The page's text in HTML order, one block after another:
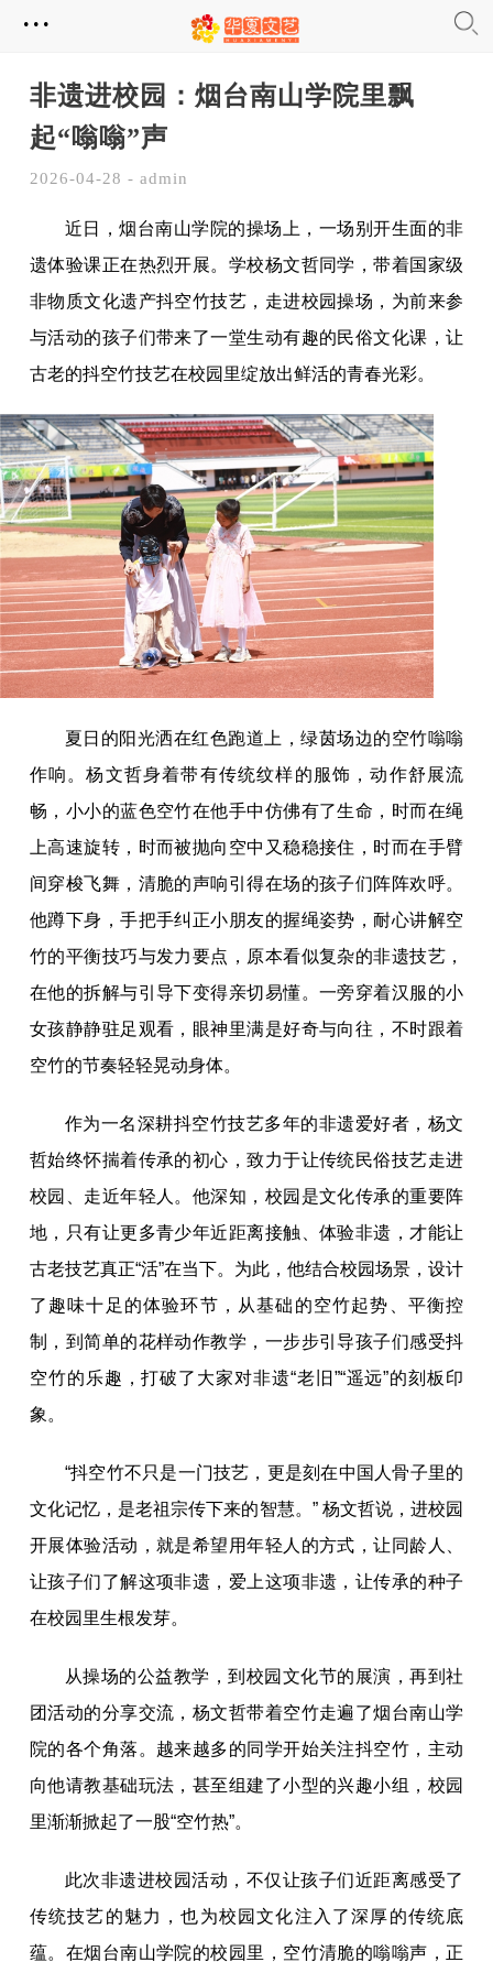
...
非遗进校园：烟台南山学院里飘
起“嗡嗡”声
2026-04-28 - admin
近日，烟台南山学院的操场上，一场别开生面的非
遗体验课正在热烈开展。学校杨文哲同学，带着国家级
非物质文化遗产抖空竹技艺，走进校园操场，为前来参
与活动的孩子们带来了一堂生动有趣的民俗文化课，让
古老的抖空竹技艺在校园里绽放出鲜活的青春光彩。
夏日的阳光洒在红色跑道上，绿茵场边的空竹嗡嗡
作响。杨文哲身着带有传统纹样的服饰，动作舒展流
畅，小小的蓝色空竹在他手中仿佛有了生命，时而在绳
上高速旋转，时而被抛向空中又稳稳接住，时而在手臂
间穿梭飞舞，清脆的声响引得在场的孩子们阵阵欢呼。
他蹲下身，手把手纠正小朋友的握绳姿势，耐心讲解空
竹的平衡技巧与发力要点，原本看似复杂的非遗技艺，
在他的拆解与引导下变得亲切易懂。一旁穿着汉服的小
女孩静静驻足观看，眼神里满是好奇与向往，不时跟着
空竹的节奏轻轻晃动身体。
作为一名深耕抖空竹技艺多年的非遗爱好者，杨文
哲始终怀揣着传承的初心，致力于让传统民俗技艺走进
校园、走近年轻人。他深知，校园是文化传承的重要阵
地，只有让更多青少年近距离接触、体验非遗，才能让
古老技艺真正“活”在当下。为此，他结合校园场景，设计
了趣味十足的体验环节，从基础的空竹起势、平衡控
制，到简单的花样动作教学，一步步引导孩子们感受抖
空竹的乐趣，打破了大家对非遗“老旧”“遥远”的刻板印
象。
“抖空竹不只是一门技艺，更是刻在中国人骨子里的
文化记忆，是老祖宗传下来的智慧。” 杨文哲说，进校园
开展体验活动，就是希望用年轻人的方式，让同龄人、
让孩子们了解这项非遗，爱上这项非遗，让传承的种子
在校园里生根发芽。
从操场的公益教学，到校园文化节的展演，再到社
团活动的分享交流，杨文哲带着空竹走遍了烟台南山学
院的各个角落。越来越多的同学开始关注抖空竹，主动
向他请教基础玩法，甚至组建了小型的兴趣小组，校园
里渐渐掀起了一股“空竹热”。
此次非遗进校园活动，不仅让孩子们近距离感受了
传统技艺的魅力，也为校园文化注入了深厚的传统底
蕴。在烟台南山学院的校园里，空竹清脆的嗡嗡声，正